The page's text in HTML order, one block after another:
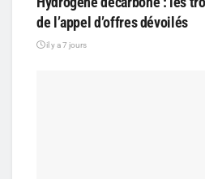
de l’appel d’offres dévoilés
il y a 7 jours